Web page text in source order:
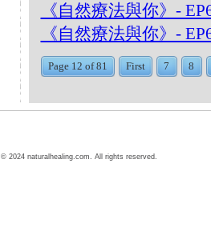
《自然療法與你》-
《自然療法與你》-
Page 12 of 81 First 7 8
© 2024 naturalhealing.com. All rights reserved.